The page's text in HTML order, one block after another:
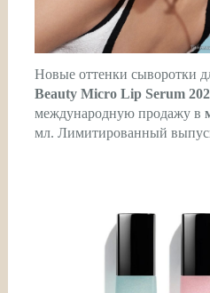
Новые оттенки сыворотки
Beauty Micro Lip Serum
международную продажу в
мл. Лимитированный